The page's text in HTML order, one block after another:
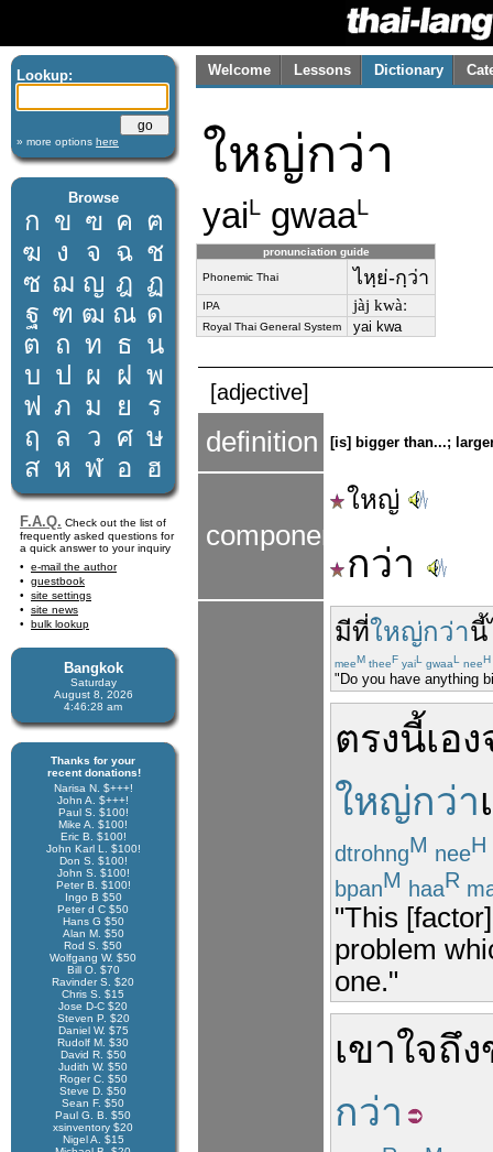
Lookup:
» more options here
Browse
ก ข ฃ ค ฅ
ฆ ง จ ฉ ช
ซ ฌ ญ ฎ ฏ
ฐ ฑ ฒ ณ ด
ต ถ ท ธ น
บ ป ผ ฝ พ
ฟ ภ ม ย
ร
ฤ
ล ว ศ ษ
ส ห ฬ อ ฮ
F.A.Q. Check out the list of
frequently asked questions for
a quick answer to your inquiry
e-mail the author
guestbook
site settings
site news
bulk lookup
Bangkok
Saturday
August 8, 2026
4:46:29 am
Thanks for your
recent donations!
Narisa N. $+++!
John A. $+++!
Paul S. $100!
Mike A. $100!
Eric B. $100!
John Karl L. $100!
Don S. $100!
John S. $100!
Peter B. $100!
Ingo B $50
Peter d C $50
Hans G $50
Alan M. $50
Rod S. $50
Wolfgang W. $50
Bill O. $70
Ravinder S. $20
Chris S. $15
Jose D-C $20
Steven P. $20
Daniel W. $75
Rudolf M. $30
David R. $50
Judith W. $50
Roger C. $50
Steve D. $50
Sean F. $50
Paul G. B. $50
xsinventory $20
Nigel A. $15
Welcome Lessons Dictionary
ใหญ่กว่า
yaiL gwaaL
pronunciation guide
Phonemic Thai ไหฺย่-กฺว่า
IPA jàj kwàː
Royal Thai General System yai kwa
[adjective]
definition [is] bigger than...;
components
ใหญ่
กว่า
มีที่ใหญ่กว่านี้
meeM theeF yaiL gwaaL neeH
"Do you have anything
ตรงนี้เอง
ใหญ่กว่า
dtrohngM neeH
bpanM haaR
"This
problem
one."
เขาใจถึง
กว่า